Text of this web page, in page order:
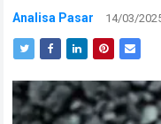
Analisa Pasar 14/03/